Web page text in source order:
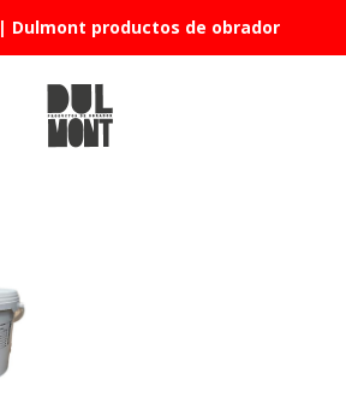
| Dulmont productos de obrador